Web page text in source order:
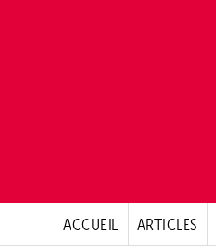
ACCUEIL ARTICLES